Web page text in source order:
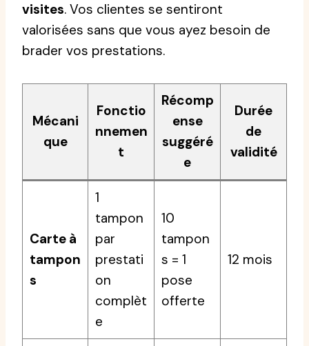
visites. Vos clientes se sentiront
valorisées sans que vous ayez besoin de
brader vos prestations.
Mécani
que
Fonctio
nnemen
t
Récomp
ense
suggéré
e
Durée
de
validité
Carte à
tampon
s
1
tampon
par
prestati
on
complèt
e
10
tampon
s = 1
pose
offerte
12 mois